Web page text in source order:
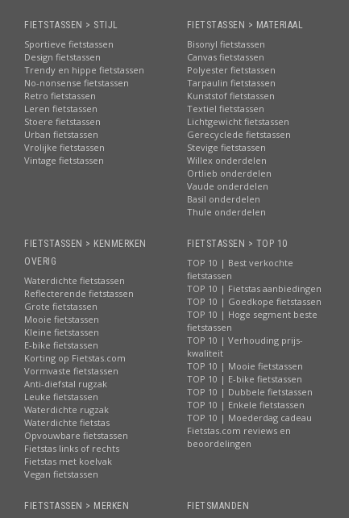
FIETSTASSEN > STIJL
Sportieve fietstassen
Design fietstassen
Trendy en hippe fietstassen
No-nonsense fietstassen
Retro fietstassen
Leren fietstassen
Stoere fietstassen
Urban fietstassen
Vrolijke fietstassen
Vintage fietstassen
FIETSTASSEN > MATERIAAL
Bisonyl fietstassen
Canvas fietstassen
Polyester fietstassen
Tarpaulin fietstassen
Kunststof fietstassen
Textiel fietstassen
Lichtgewicht fietstassen
Gerecyclede fietstassen
Stevige fietstassen
Willex onderdelen
Ortlieb onderdelen
Vaude onderdelen
Basil onderdelen
Thule onderdelen
FIETSTASSEN > KENMERKEN
OVERIG
Waterdichte fietstassen
Reflecterende fietstassen
Grote fietstassen
Mooie fietstassen
Kleine fietstassen
E-bike fietstassen
Korting op Fietstas.com
Vormvaste fietstassen
Anti-diefstal rugzak
Leuke fietstassen
Waterdichte rugzak
Waterdichte fietstas
Opvouwbare fietstassen
Fietstas links of rechts
Fietstas met koelvak
Vegan fietstassen
FIETSTASSEN > TOP 10
TOP 10 | Best verkochte
fietstassen
TOP 10 | Fietstas aanbiedingen
TOP 10 | Goedkope fietstassen
TOP 10 | Hoge segment beste
fietstassen
TOP 10 | Verhouding prijs-
kwaliteit
TOP 10 | Mooie fietstassen
TOP 10 | E-bike fietstassen
TOP 10 | Dubbele fietstassen
TOP 10 | Enkele fietstassen
TOP 10 | Moederdag cadeau
Fietstas.com reviews en
beoordelingen
FIETSTASSEN > MERKEN FIETSMANDEN